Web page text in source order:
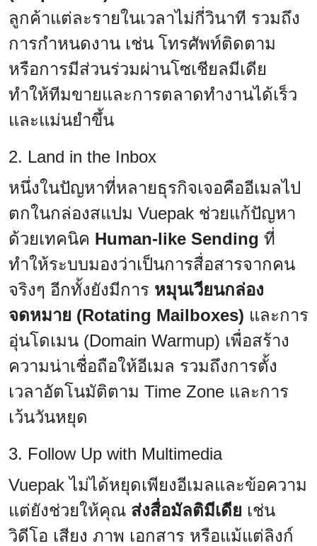
ลูกค้าแต่ละรายในเวลาไม่กี่วินาที รวมถึง
การกำหนดงาน เช่น โทรศัพท์ติดตาม
หรือการมีส่วนร่วมผ่านโซเชียลมีเดีย
ทำให้ทีมขายและการตลาดทำงานได้เร็ว
และแม่นยำขึ้น
2. Land in the Inbox
หนึ่งในปัญหาที่หลายธุรกิจเจอคืออีเมลไป
ตกในกล่องสแปม Vuepak ช่วยแก้ปัญหา
ด้วยเทคนิค Human-like Sending ที่
ทำให้ระบบมองว่าเป็นการสื่อสารจากคน
จริงๆ อีกทั้งยังมีการ หมุนเวียนกล่อง
จดหมาย (Rotating Mailboxes) และการ
อุ่นโดเมน (Domain Warmup) เพื่อสร้าง
ความน่าเชื่อถือให้อีเมล รวมถึงการตั้ง
เวลาอัตโนมัติตาม Time Zone และการ
เว้นวันหยุด
3. Follow Up with Multimedia
Vuepak ไม่ได้หยุดเพียงอีเมลและข้อความ
แต่ยังช่วยให้คุณ ส่งสื่อมัลติมีเดีย เช่น
วิดีโอ เสียง ภาพ เอกสาร หรือแม้แต่ลิงก์